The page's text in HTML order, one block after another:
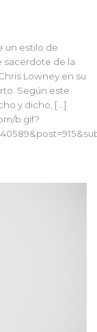
un estilo de
sacerdote de la
Lowney en su
Según este
y dicho, […]
b.gif?